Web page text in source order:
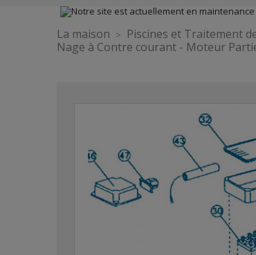
La maison Piscines et Traitement
Nage à Contre courant - Moteur